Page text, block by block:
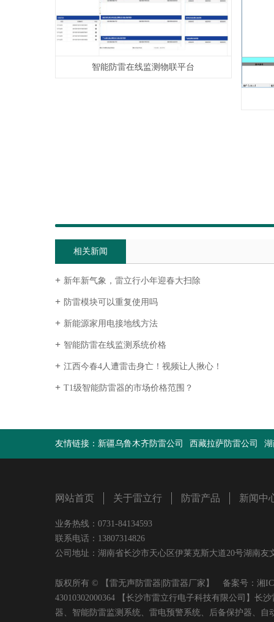
智能防雷在线监测物联平台
相关新闻
新年新气象，雷立行小年迎春大扫除
防雷模块可以重复使用吗
新能源家用电接地线方法
智能防雷在线监测系统价格
江西今春4人遭雷击身亡！视频让人揪心！
T1级智能防雷器的市场价格范围？
友情链接： 新疆乌鲁木齐防雷公司 西藏拉萨防雷公司
网站首页 关于雷立行 防雷产品 新闻中
业务热线：0731-84134593
联系电话：13807314826
公司地址：湖南省长沙市天心区伊莱克斯大道20号湖南
版权所有 © 【雷无声防雷器|防雷器厂家】 备案号： 湘
43010302000364 【长沙市雷立行电子科技有限公司】长
器、智能防雷监测系统、雷电预警系统、后备保护器、